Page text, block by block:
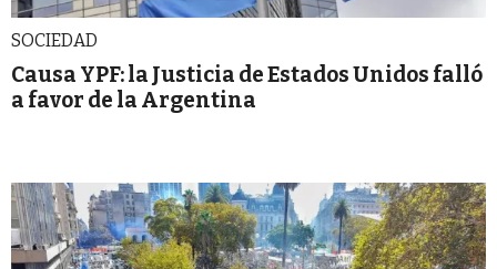
SOCIEDAD
Causa YPF: la Justicia de Estados Unidos falló
a favor de la Argentina